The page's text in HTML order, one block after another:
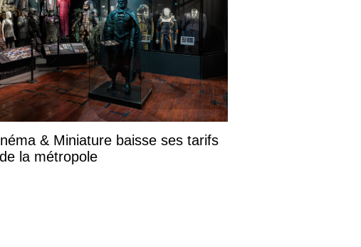
& Miniature baisse ses tarifs
la métropole